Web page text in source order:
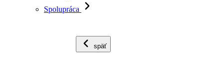
Spolupráca
späť